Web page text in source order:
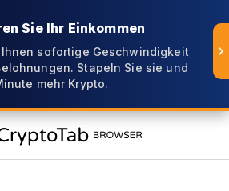
Sie Ihr Einkommen
sofortige Geschwindigkeit
Stapeln Sie sie und
mehr Krypto.